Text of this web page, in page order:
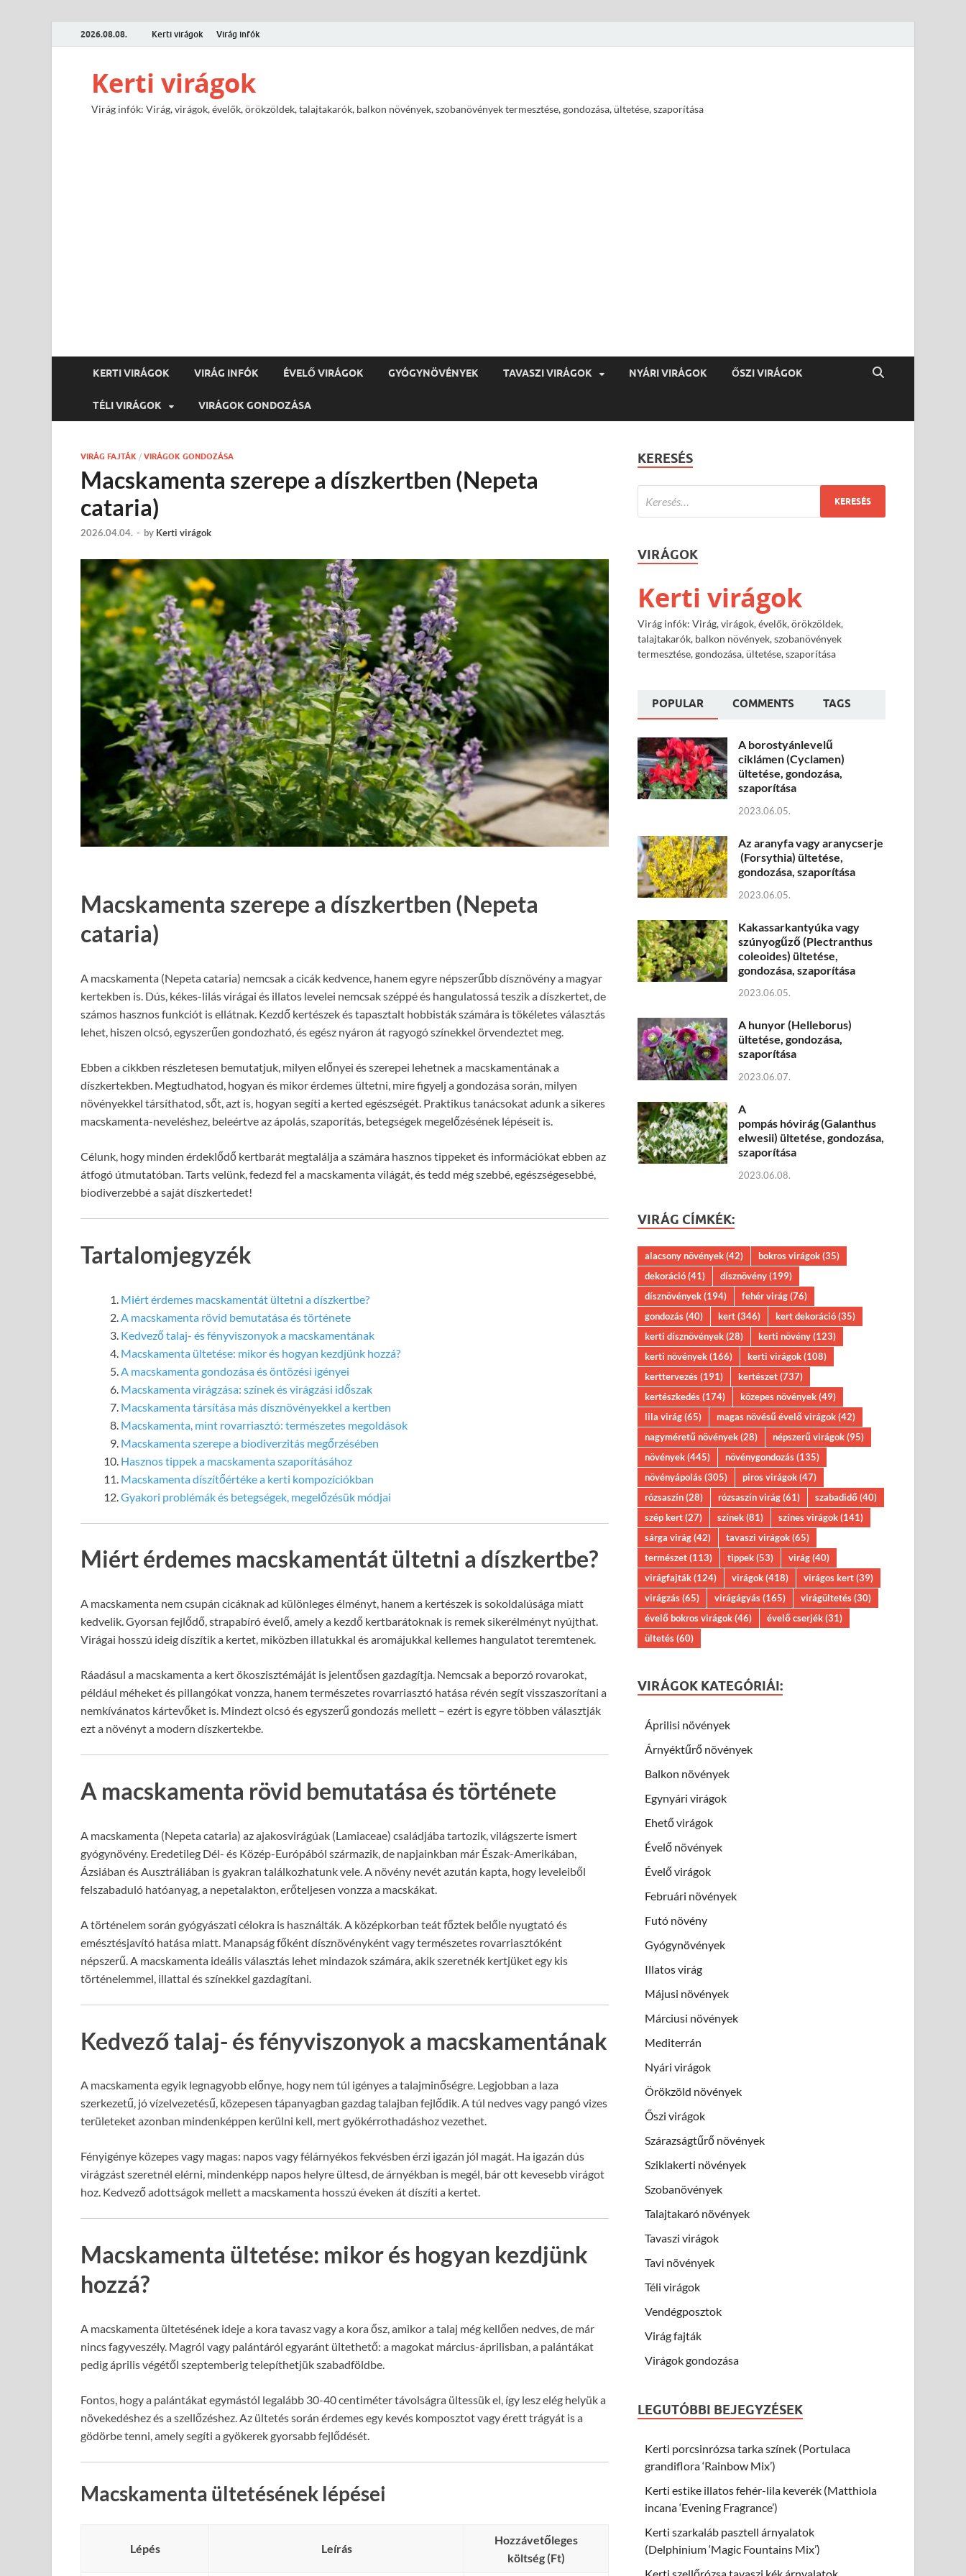
2026.08.08. Kerti virágok Virág infók
Kerti virágok
Virág infók: Virág, virágok, évelők, örökzöldek, talajtakarók, balkon növények, szobanövények termesztése, gondozása, ültetése, szaporítása
KERTI VIRÁGOK VIRÁG INFÓK ÉVELŐ VIRÁGOK GYÓGYNÖVÉNYEK TAVASZI VIRÁGOK NYÁRI VIRÁGOK ŐSZI VIRÁGOK
TÉLI VIRÁGOK VIRÁGOK GONDOZÁSA
VIRÁG FAJTÁK / VIRÁGOK GONDOZÁSA
Macskamenta szerepe a díszkertben (Nepeta
cataria)
2026.04.04. - by Kerti virágok
Macskamenta szerepe a díszkertben (Nepeta
cataria)
A macskamenta (Nepeta cataria) nemcsak a cicák kedvence, hanem egyre népszerűbb dísznövény a magyar
kertekben is. Dús, kékes-lilás virágai és illatos levelei nemcsak széppé és hangulatossá teszik a díszkertet, de
számos hasznos funkciót is ellátnak. Kezdő kertészek és tapasztalt hobbisták számára is tökéletes választás
lehet, hiszen olcsó, egyszerűen gondozható, és egész nyáron át ragyogó színekkel örvendeztet meg.
Ebben a cikkben részletesen bemutatjuk, milyen előnyei és szerepei lehetnek a macskamentának a
díszkertekben. Megtudhatod, hogyan és mikor érdemes ültetni, mire figyelj a gondozása során, milyen
növényekkel társíthatod, sőt, azt is, hogyan segíti a kerted egészségét. Praktikus tanácsokat adunk a sikeres
macskamenta-neveléshez, beleértve az ápolás, szaporítás, betegségek megelőzésének lépéseit is.
Célunk, hogy minden érdeklődő kertbarát megtalálja a számára hasznos tippeket és információkat ebben az
átfogó útmutatóban. Tarts velünk, fedezd fel a macskamenta világát, és tedd még szebbé, egészségesebbé,
biodiverzebbé a saját díszkertedet!
Tartalomjegyzék
Miért érdemes macskamentát ültetni a díszkertbe?
A macskamenta rövid bemutatása és története
Kedvező talaj- és fényviszonyok a macskamentának
Macskamenta ültetése: mikor és hogyan kezdjünk hozzá?
A macskamenta gondozása és öntözési igényei
Macskamenta virágzása: színek és virágzási időszak
Macskamenta társítása más dísznövényekkel a kertben
Macskamenta, mint rovarriasztó: természetes megoldások
Macskamenta szerepe a biodiverzitás megőrzésében
Hasznos tippek a macskamenta szaporításához
Macskamenta díszítőértéke a kerti kompozíciókban
Gyakori problémák és betegségek, megelőzésük módjai
Miért érdemes macskamentát ültetni a díszkertbe?
A macskamenta nem csupán cicáknak ad különleges élményt, hanem a kertészek is sokoldalúsága miatt
kedvelik. Gyorsan fejlődő, strapabíró évelő, amely a kezdő kertbarátoknak is remek sikerélményt nyújthat.
Virágai hosszú ideig díszítik a kertet, miközben illatukkal és aromájukkal kellemes hangulatot teremtenek.
Ráadásul a macskamenta a kert ökoszisztémáját is jelentősen gazdagítja. Nemcsak a beporzó rovarokat,
például méheket és pillangókat vonzza, hanem természetes rovarriasztó hatása révén segít visszaszorítani a
nemkívánatos kártevőket is. Mindezt olcsó és egyszerű gondozás mellett – ezért is egyre többen választják
ezt a növényt a modern díszkertekbe.
A macskamenta rövid bemutatása és története
A macskamenta (Nepeta cataria) az ajakosvirágúak (Lamiaceae) családjába tartozik, világszerte ismert
gyógynövény. Eredetileg Dél- és Közép-Európából származik, de napjainkban már Észak-Amerikában,
Ázsiában és Ausztráliában is gyakran találkozhatunk vele. A növény nevét azután kapta, hogy leveleiből
felszabaduló hatóanyag, a nepetalakton, erőteljesen vonzza a macskákat.
A történelem során gyógyászati célokra is használták. A középkorban teát főztek belőle nyugtató és
emésztésjavító hatása miatt. Manapság főként dísznövényként vagy természetes rovarriasztóként
népszerű. A macskamenta ideális választás lehet mindazok számára, akik szeretnék kertjüket egy kis
történelemmel, illattal és színekkel gazdagítani.
Kedvező talaj- és fényviszonyok a macskamentának
A macskamenta egyik legnagyobb előnye, hogy nem túl igényes a talajminőségre. Legjobban a laza
szerkezetű, jó vízelvezetésű, közepesen tápanyagban gazdag talajban fejlődik. A túl nedves vagy pangó vizes
területeket azonban mindenképpen kerülni kell, mert gyökérrothadáshoz vezethet.
Fényigénye közepes vagy magas: napos vagy félárnyékos fekvésben érzi igazán jól magát. Ha igazán dús
virágzást szeretnél elérni, mindenképp napos helyre ültesd, de árnyékban is megél, bár ott kevesebb virágot
hoz. Kedvező adottságok mellett a macskamenta hosszú éveken át díszíti a kertet.
Macskamenta ültetése: mikor és hogyan kezdjünk
hozzá?
A macskamenta ültetésének ideje a kora tavasz vagy a kora ősz, amikor a talaj még kellően nedves, de már
nincs fagyveszély. Magról vagy palántáról egyaránt ültethető: a magokat március-áprilisban, a palántákat
pedig április végétől szeptemberig telepíthetjük szabadföldbe.
Fontos, hogy a palántákat egymástól legalább 30-40 centiméter távolságra ültessük el, így lesz elég helyük a
növekedéshez és a szellőzéshez. Az ültetés során érdemes egy kevés komposztot vagy érett trágyát is a
gödörbe tenni, amely segíti a gyökerek gyorsabb fejlődését.
Macskamenta ültetésének lépései
Lépés Leírás
Hozzávetőleges
költség (Ft)
KERESÉS
VIRÁGOK
Kerti virágok
Virág infók: Virág, virágok, évelők, örökzöldek,
talajtakarók, balkon növények, szobanövények
termesztése, gondozása, ültetése, szaporítása
POPULAR COMMENTS TAGS
A borostyánlevelű
ciklámen (Cyclamen)
ültetése, gondozása,
szaporítása
2023.06.05.
Az aranyfa vagy aranycserje
(Forsythia) ültetése,
gondozása, szaporítása
2023.06.05.
Kakassarkantyúka vagy
szúnyogűző (Plectranthus
coleoides) ültetése,
gondozása, szaporítása
2023.06.05.
A hunyor (Helleborus)
ültetése, gondozása,
szaporítása
2023.06.07.
A
pompás hóvirág (Galanthus
elwesii) ültetése, gondozása,
szaporítása
2023.06.08.
VIRÁG CÍMKÉK:
alacsony növények(42) bokros virágok(35)
dekoráció(41) dísznövény(199)
dísznövények(194) fehér virág(76)
gondozás(40) kert(346) kert dekoráció(35)
kerti dísznövények(28) kerti növény(123)
kerti növények(166) kerti virágok(108)
kerttervezés(191) kertészet(737)
kertészkedés(174) közepes növények(49)
lila virág(65) magas növésű évelő virágok(42)
nagyméretű növények(28) népszerű virágok(95)
növények(445) növénygondozás(135)
növényápolás(305) piros virágok(47)
rózsaszín(28) rózsaszín virág(61) szabadidő(40)
szép kert(27) színek(81) színes virágok(141)
sárga virág(42) tavaszi virágok(65)
természet(113) tippek(53) virág(40)
virágfajták(124) virágok(418) virágos kert(39)
virágzás(65) virágágyás(165) virágültetés(30)
évelő bokros virágok(46) évelő cserjék(31)
ültetés(60)
VIRÁGOK KATEGÓRIÁI:
Áprilisi növények
Árnyéktűrő növények
Balkon növények
Egynyári virágok
Ehető virágok
Évelő növények
Évelő virágok
Februári növények
Futó növény
Gyógynövények
Illatos virág
Májusi növények
Márciusi növények
Mediterrán
Nyári virágok
Örökzöld növények
Őszi virágok
Szárazságtűrő növények
Sziklakerti növények
Szobanövények
Talajtakaró növények
Tavaszi virágok
Tavi növények
Téli virágok
Vendégposztok
Virág fajták
Virágok gondozása
LEGUTÓBBI BEJEGYZÉSEK
Kerti porcsinrózsa tarka színek (Portulaca
grandiflora ‘Rainbow Mix’)
Kerti estike illatos fehér-lila keverék (Matthiola
incana ‘Evening Fragrance’)
Kerti szarkaláb pasztell árnyalatok
(Delphinium ‘Magic Fountains Mix’)